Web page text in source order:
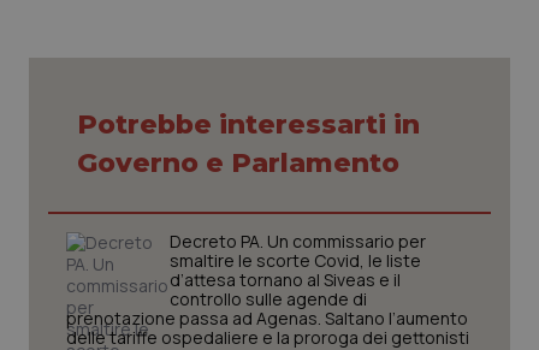
Molise
Piemonte
Provincia Autonoma di Bolzano
Provincia Autonoma di Trento
Puglia
Epatiti
HIV
Infezioni & Febbre
Ipertensione & Scompenso
Malattie rare
Potrebbe interessarti in
Governo e Parlamento
Decreto PA. Un commissario per
smaltire le scorte Covid, le liste
d’attesa tornano al Siveas e il
controllo sulle agende di
prenotazione passa ad Agenas. Saltano l’aumento
delle tariffe ospedaliere e la proroga dei gettonisti